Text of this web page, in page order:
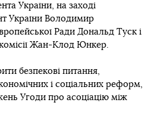
України, на заході
України Володимир
Ради Дональд Туск і
Жан-Клод Юнкер.
безпекові питання,
і соціальних реформ,
Угоди про асоціацію між